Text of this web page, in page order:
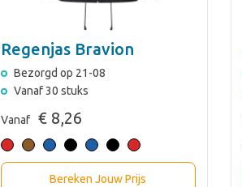
Regenjas Bravion
Bezorgd op 21-08
Vanaf 30 stuks
Vanaf € 8,26
Bereken Jouw Prijs